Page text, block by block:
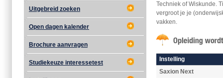
Uitgebreid zoeken
Open dagen kalender
Brochure aanvragen
Studiekeuze interessetest
Techniek of Wiskunde.
vergroot je je
vakken.
Instelling
Saxion Next